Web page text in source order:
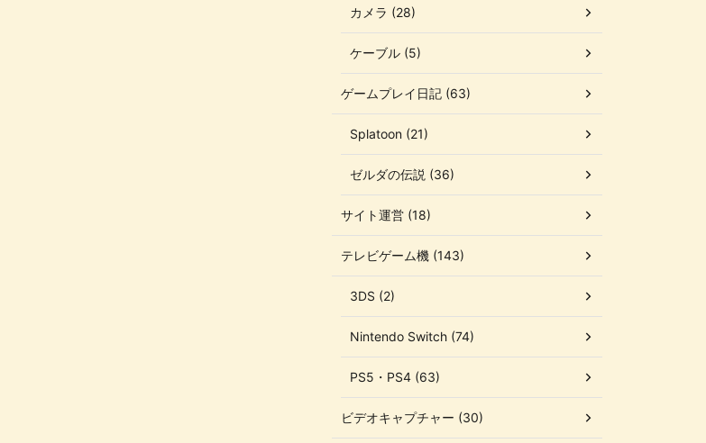
カメラ (28)
ケーブル (5)
ゲームプレイ日記 (63)
Splatoon (21)
ゼルダの伝説 (36)
サイト運営 (18)
テレビゲーム機 (143)
3DS (2)
Nintendo Switch (74)
PS5・PS4 (63)
ビデオキャプチャー (30)